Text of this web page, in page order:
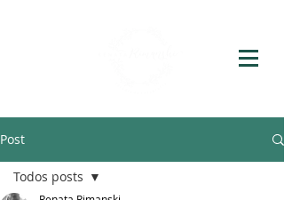
Post
Todos posts